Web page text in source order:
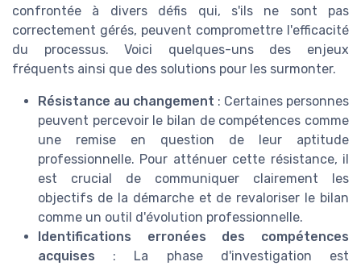
confrontée à divers défis qui, s'ils ne sont pas
correctement gérés, peuvent compromettre l'efficacité
du processus. Voici quelques-uns des enjeux
fréquents ainsi que des solutions pour les surmonter.
Résistance au changement : Certaines personnes
peuvent percevoir le bilan de compétences comme
une remise en question de leur aptitude
professionnelle. Pour atténuer cette résistance, il
est crucial de communiquer clairement les
objectifs de la démarche et de revaloriser le bilan
comme un outil d'évolution professionnelle.
Identifications erronées des compétences
acquises : La phase d'investigation est